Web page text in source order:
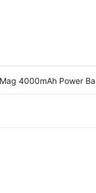
4000mAh Power